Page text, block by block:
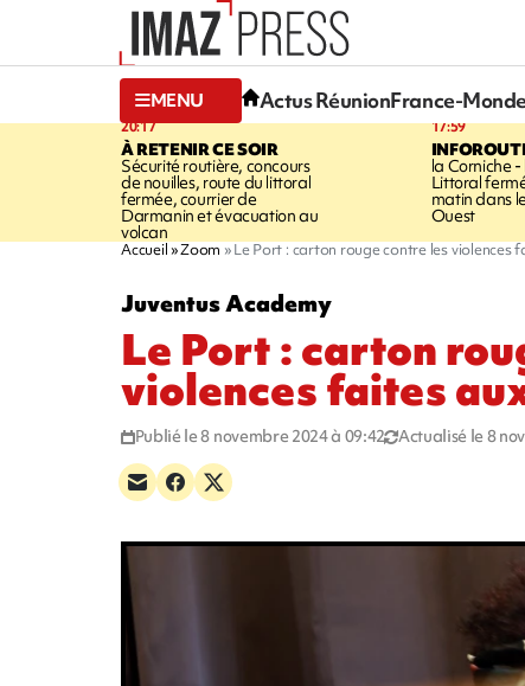
MENU Actus RéunionFrance-
20:17
À RETENIR CE SOIR
Sécurité routière, concours
de nouilles, route du littoral
fermée, courrier de
Darmanin et évacuation au
volcan
17:59
la Corniche
Littoral
matin dans
Ouest
Accueil Zoom Le Port : carton rouge contre les violences
Juventus Academy
Le Port : carton
violences faites
Publié le 8 novembre 2024 à 09:42 Actualisé le 8